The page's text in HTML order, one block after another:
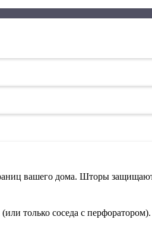
вашего дома. Шторы
только соседа с перфоратором).